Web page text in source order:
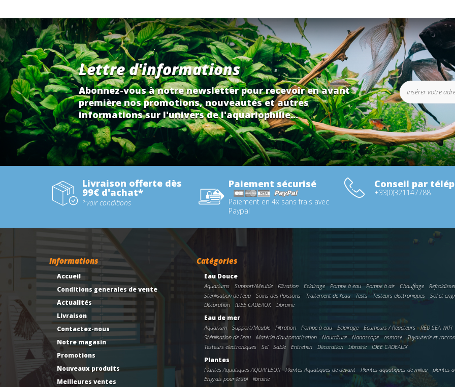
Lettre d'informations
Abonnez-vous à notre newsletter pour recevoir en avant
première nos promotions, nouveautés et autres
informations sur l'univers de l'aquariophilie...
Livraison offerte dès
99€ d'achat*
*voir conditions
Paiement sécurisé
Paiement en 4x sans frais avec
Paypal
Conseil par
+33(0)321147788
Informations
Accueil
Conditions generales de vente
Actualités
Livraison
Contactez-nous
Notre magasin
Promotions
Nouveaux produits
Meilleures ventes
Catégories
Eau Douce
Aquariums Support/Meuble Filtration Eclairage Pompe à eau Pompe à air Chauffage
Stérilisation de l'eau
Soins des Poissons Traitement de l'eau Tests Testeurs electroniques Sol et
Décoration
IDEE CADEAUX Librairie
Eau de mer
Aquarium Support/Meuble Filtration Pompe à eau Eclairage Ecumeurs / Réacteurs RED SEA WIFI
Stérilisation de l'eau
Matériel d'automatisation Nourriture Nanoscope osmose Tuyauterie et
Testeurs electroniques
Sel Sable Entretien Décoration Librairie IDEE CADEAUX
Plantes
Plantes Aquatiques AQUAFLEUR Plantes Aquatiques de devant Plantes aquatiques de milieu plantes
Engrais pour le sol
librairie